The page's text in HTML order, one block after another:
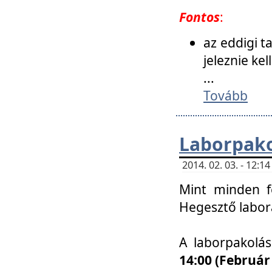
Fontos:
az eddigi
jeleznie
...
Tovább
2014. 02. 03. -
Mint minden
Hegesztő
A
14:00